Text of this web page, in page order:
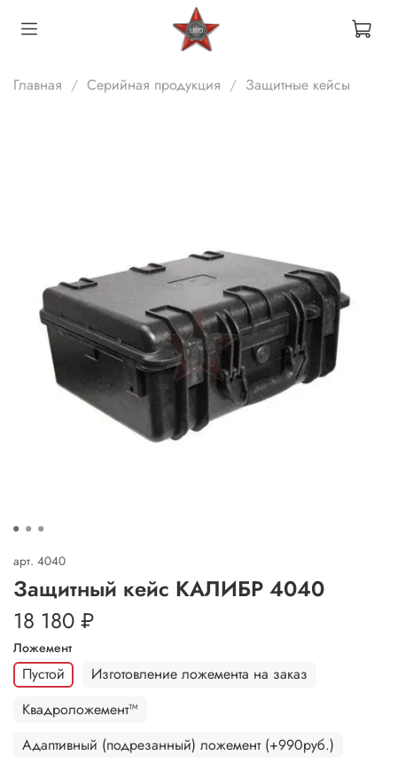
Главная Серийная продукция Защитные кейсы
арт. 4040
Защитный кейс КАЛИБР 4040
18 180 ₽
Ложемент
Пустой
Изготовление ложемента на заказ
Квадроложемент™
Адаптивный (подрезанный) ложемент (+990руб.)